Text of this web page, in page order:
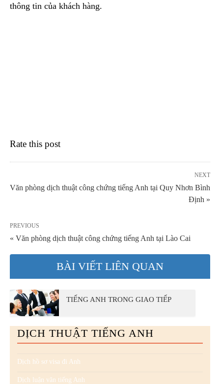
thông tin của khách hàng.
Rate this post
NEXT
Văn phòng dịch thuật công chứng tiếng Anh tại Quy Nhơn Bình
Định »
PREVIOUS
« Văn phòng dịch thuật công chứng tiếng Anh tại Lào Cai
BÀI VIẾT LIÊN QUAN
TIẾNG ANH TRONG GIAO TIẾP
DỊCH THUẬT TIẾNG ANH
Dịch hồ sơ visa đi Anh
Dịch luận văn tiếng Anh